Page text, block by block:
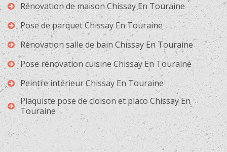
Rénovation de maison Chissay En Touraine
Pose de parquet Chissay En Touraine
Rénovation salle de bain Chissay En Touraine
Pose rénovation cuisine Chissay En Touraine
Peintre intérieur Chissay En Touraine
Plaquiste pose de cloison et placo Chissay En
Touraine